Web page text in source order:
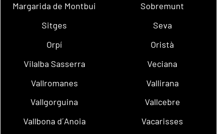
Margarida de Montbui
Sobremunt
Sitges
Seva
Orpí
Oristà
Vilalba Sasserra
Veciana
Vallromanes
Vallirana
Vallgorguina
Vallcebre
Vallbona d´Anoia
Vacarisses